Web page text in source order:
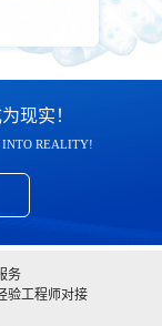
现实！
INTO REALITY!
务
验工程师对接